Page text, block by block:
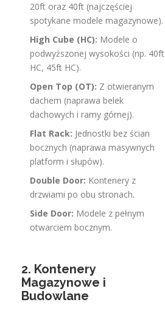
20ft oraz 40ft (najczęściej
spotykane modele magazynowe).
High Cube (HC): Modele o
podwyższonej wysokości (np. 40ft
HC, 45ft HC).
Open Top (OT): Z otwieranym
dachem (naprawa belek
dachowych i ramy górnej).
Flat Rack: Jednostki bez ścian
bocznych (naprawa masywnych
platform i słupów).
Double Door: Kontenery z
drzwiami po obu stronach.
Side Door: Modele z pełnym
otwarciem bocznym.
2. Kontenery
Magazynowe i
Budowlane